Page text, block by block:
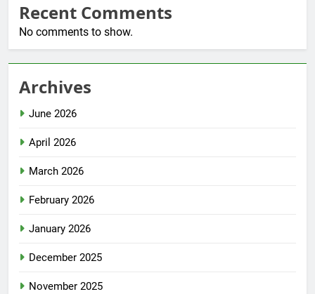
Recent Comments
No comments to show.
Archives
June 2026
April 2026
March 2026
February 2026
January 2026
December 2025
November 2025